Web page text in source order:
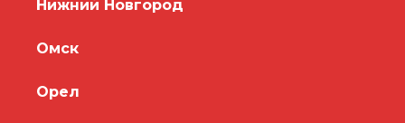
Нижний Новгород
Омск
Орел